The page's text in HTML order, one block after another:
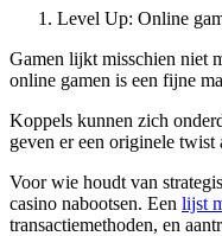
Level Up: Online
Gamen lijkt misschien niet
online gamen is een fijne
Koppels kunnen zich
geven er een originele twist
Voor wie houdt van
casino nabootsen. Een lijst
transactiemethoden, en